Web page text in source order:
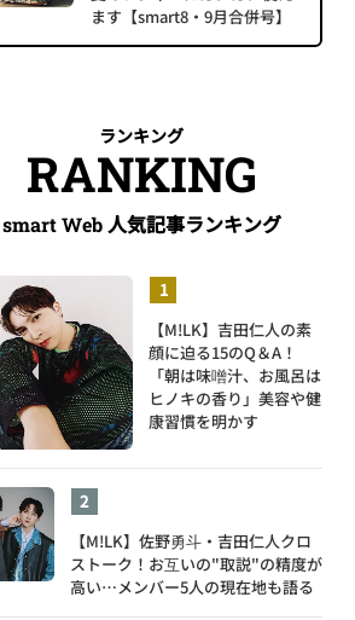
ます【smart8・9月合併号】
ランキング
RANKING
smart Web人気記事ランキング
【M!LK】吉田仁人の素
顔に迫る15のQ＆A！
「朝は味噌汁、お風呂は
ヒノキの香り」美容や健
康習慣を明かす
【M!LK】佐野勇斗・吉田仁人クロ
ストーク！お互いの"取説"の精度が
高い…メンバー5人の現在地も語る